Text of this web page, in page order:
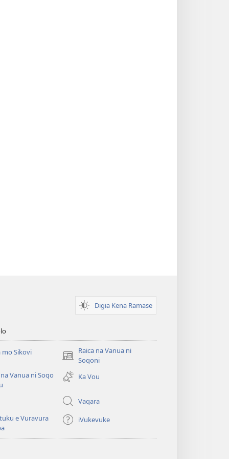
Digia Kena Ramase
mo Sikovi
Raica na Vanua ni
Soqoni
(opens
new
window)
na Vanua ni Soqo
Ka Vou
Vaqara
e Vuravura
iVukevuke